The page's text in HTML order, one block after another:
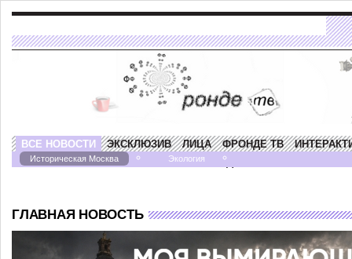
ВСЕ НОВОСТИ
Историческая Москва Экология
ЭКСКЛЮЗИВ ЛИЦА ФРОНДЕ ТВ
ПРОГРАММА "НАСТУПЛЕНИЕ НА НАСЛЕДИЕ"
ГЛАВНАЯ НОВОСТЬ